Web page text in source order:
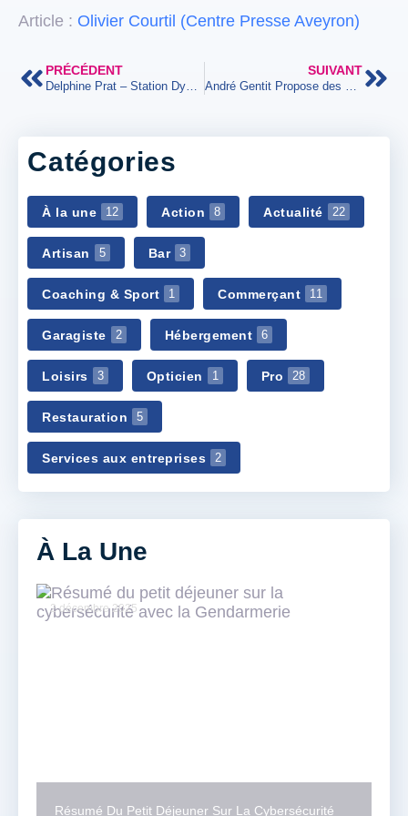
Article : Olivier Courtil (Centre Presse Aveyron)
PRÉCÉDENT
Delphine Prat – Station Dyneff
SUIVANT
André Gentit Propose des circuits dédiés aux VTTAE sur Entraygues
Catégories
À la une 12 Action 8 Actualité 22
Artisan 5 Bar 3
Coaching & Sport 1 Commerçant 11
Garagiste 2 Hébergement 6
Loisirs 3 Opticien 1 Pro 28
Restauration 5
Services aux entreprises 2
À La Une
2 décembre 2025
Résumé Du Petit Déjeuner Sur La Cybersécurité